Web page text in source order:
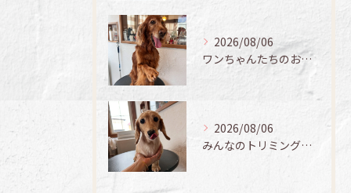
2026/08/06
ワンちゃんたちのお手入れ日記🐶✨
2026/08/06
みんなのトリミング日記🌟